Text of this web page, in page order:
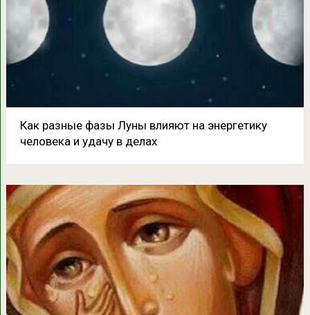
Как разные фазы Луны влияют на энергетику
человека и удачу в делах